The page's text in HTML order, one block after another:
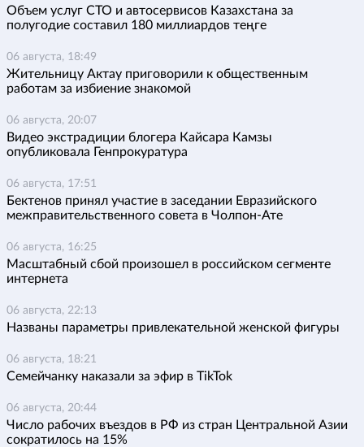
Объем услуг СТО и автосервисов Казахстана за
полугодие составил 180 миллиардов теңге
06 августа, 18:49
Жительницу Актау приговорили к общественным
работам за избиение знакомой
06 августа, 20:07
Видео экстрадиции блогера Кайсара Камзы
опубликовала Генпрокуратура
06 августа, 17:51
Бектенов принял участие в заседании Евразийского
межправительственного совета в Чолпон-Ате
06 августа, 16:25
Масштабный сбой произошел в российском сегменте
интернета
06 августа, 22:13
Названы параметры привлекательной женской фигуры
06 августа, 18:21
Семейчанку наказали за эфир в TikTok
06 августа, 20:44
Число рабочих въездов в РФ из стран Центральной Азии
сократилось на 15%